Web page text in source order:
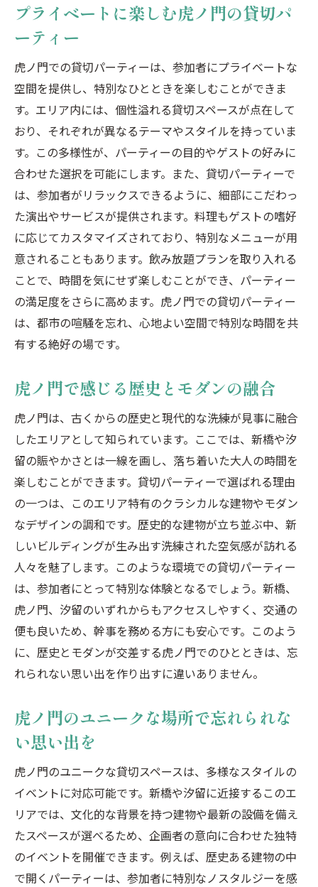
プライベートに楽しむ虎ノ門の貸切パ
ーティー
虎ノ門での貸切パーティーは、参加者にプライベートな
空間を提供し、特別なひとときを楽しむことができま
す。エリア内には、個性溢れる貸切スペースが点在して
おり、それぞれが異なるテーマやスタイルを持っていま
す。この多様性が、パーティーの目的やゲストの好みに
合わせた選択を可能にします。また、貸切パーティーで
は、参加者がリラックスできるように、細部にこだわっ
た演出やサービスが提供されます。料理もゲストの嗜好
に応じてカスタマイズされており、特別なメニューが用
意されることもあります。飲み放題プランを取り入れる
ことで、時間を気にせず楽しむことができ、パーティー
の満足度をさらに高めます。虎ノ門での貸切パーティー
は、都市の喧騒を忘れ、心地よい空間で特別な時間を共
有する絶好の場です。
虎ノ門で感じる歴史とモダンの融合
虎ノ門は、古くからの歴史と現代的な洗練が見事に融合
したエリアとして知られています。ここでは、新橋や汐
留の賑やかさとは一線を画し、落ち着いた大人の時間を
楽しむことができます。貸切パーティーで選ばれる理由
の一つは、このエリア特有のクラシカルな建物やモダン
なデザインの調和です。歴史的な建物が立ち並ぶ中、新
しいビルディングが生み出す洗練された空気感が訪れる
人々を魅了します。このような環境での貸切パーティー
は、参加者にとって特別な体験となるでしょう。新橋、
虎ノ門、汐留のいずれからもアクセスしやすく、交通の
便も良いため、幹事を務める方にも安心です。このよう
に、歴史とモダンが交差する虎ノ門でのひとときは、忘
れられない思い出を作り出すに違いありません。
虎ノ門のユニークな場所で忘れられな
い思い出を
虎ノ門のユニークな貸切スペースは、多様なスタイルの
イベントに対応可能です。新橋や汐留に近接するこのエ
リアでは、文化的な背景を持つ建物や最新の設備を備え
たスペースが選べるため、企画者の意向に合わせた独特
のイベントを開催できます。例えば、歴史ある建物の中
で開くパーティーは、参加者に特別なノスタルジーを感